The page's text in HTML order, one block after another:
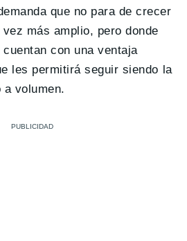
que no para de crecer
más amplio, pero donde
con una ventaja
les permitirá seguir siendo la
a volumen.